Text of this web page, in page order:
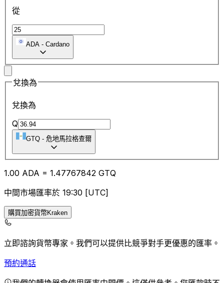
從
ADA - Cardano
兌換為
兌換為
Q
GTQ - 危地馬拉格查爾
1.00 ADA = 1.47767842 GTQ
中間市場匯率於 19:30 [UTC]
購買加密貨幣Kraken
立即諮詢貨幣專家。 我們可以提供比競爭對手更優惠的匯率。
預約通話